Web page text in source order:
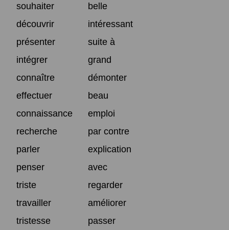
souhaiter
belle
découvrir
intéressant
présenter
suite à
intégrer
grand
connaître
démonter
effectuer
beau
connaissance
emploi
recherche
par contre
parler
explication
penser
avec
triste
regarder
travailler
améliorer
tristesse
passer